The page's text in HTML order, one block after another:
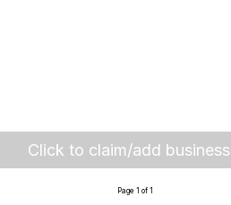
Click to claim/add business
Page 1 of 1